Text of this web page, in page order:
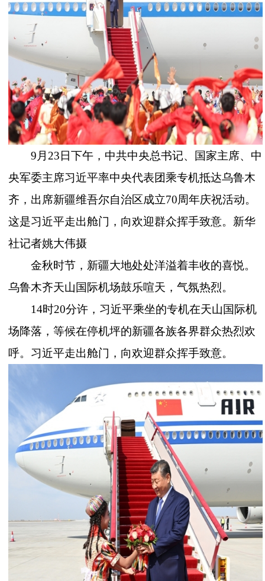
9月23日下午，中共中央总书记、国家主席、中
央军委主席习近平率中央代表团乘专机抵达乌鲁木
齐，出席新疆维吾尔自治区成立70周年庆祝活动。
这是习近平走出舱门，向欢迎群众挥手致意。新华
社记者姚大伟摄
金秋时节，新疆大地处处洋溢着丰收的喜悦。
乌鲁木齐天山国际机场鼓乐喧天，气氛热烈。
14时20分许，习近平乘坐的专机在天山国际机
场降落，等候在停机坪的新疆各族各界群众热烈欢
呼。习近平走出舱门，向欢迎群众挥手致意。